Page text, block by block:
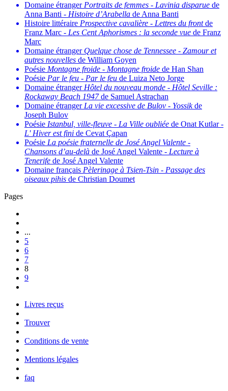
Domaine étranger Portraits de femmes - Lavinia disparue de
Anna Banti - Histoire d’Arabella de Anna Banti
Histoire littéraire Prospective cavalière - Lettres du frontde
Franz Marc - Les Cent Aphorismes : la seconde vue de Franz
Marc
Domaine étranger Quelque chose de Tennessee - Zamour et
autres nouvelles de William Goyen
Poésie Montagne froide - Montagne froide de Han Shan
Poésie Par le feu - Par le feu de Luiza Neto Jorge
Domaine étranger Hôtel du nouveau monde - Hôtel Seville :
Rockaway Beach 1947de Samuel Astrachan
Domaine étranger La vie excessive de Bulov - Yossikde
Joseph Bulov
Poésie Istanbul, ville-fleuve - La Ville oubliée de Onat Kutlar -
L' Hiver est fini de Cevat Çapan
Poésie La poésie fraternelle de José Angel Valente -
Chansons d’au-delà de José Angel Valente - Lecture à
Tenerife de José Angel Valente
Domaine français Pèlerinage à Tsien-Tsin - Passage des
oiseaux pihis de Christian Doumet
Pages
...
5
6
7
8
9
Livres reçus
Trouver
Conditions de vente
Mentions légales
faq